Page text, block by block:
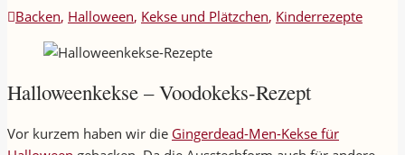
Backen, Halloween, Kekse und Plätzchen, Kinderrezepte
Halloweenkekse – Voodokeks-Rezept
Vor kurzem haben wir die Gingerdead-Men-Kekse für